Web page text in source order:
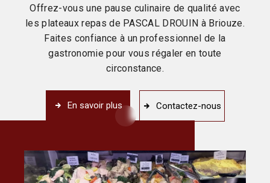
Offrez-vous une pause culinaire de qualité avec
les plateaux repas de PASCAL DROUIN à Briouze.
Faites confiance à un professionnel de la
gastronomie pour vous régaler en toute
circonstance.
En savoir plus Contactez-nous